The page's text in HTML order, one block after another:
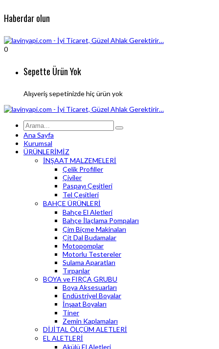
Haberdar olun
0
Sepette Ürün Yok
Alışveriş sepetinizde hiç ürün yok
Ana Sayfa
Kurumsal
ÜRÜNLERİMİZ
İNŞAAT MALZEMELERİ
Çelik Profiller
Çiviler
Paspayı Çeşitleri
Tel Çeşitleri
BAHÇE ÜRÜNLERİ
Bahçe El Aletleri
Bahçe İlaçlama Pompaları
Çim Biçme Makinaları
Çit Dal Budamalar
Motopomplar
Motorlu Testereler
Sulama Aparatları
Tırpanlar
BOYA ve FIRÇA GRUBU
Boya Aksesuarları
Endüstriyel Boyalar
İnşaat Boyaları
Tiner
Zemin Kaplamaları
DİJİTAL ÖLÇÜM ALETLERİ
EL ALETLERİ
Akülü El Aletleri